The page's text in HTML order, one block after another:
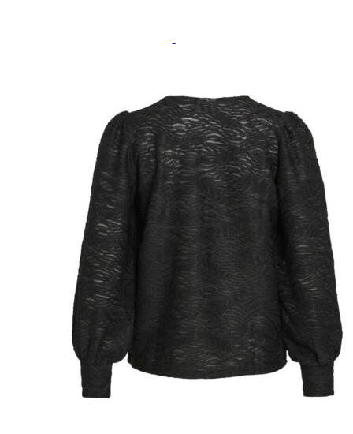
Jakut ja liivit
Naisten neuleet
Naisten neuletakit
Naisten neulepuserot
Naisten mekot ja hameet
Mekot
Hameet
Naisten housut
Leggingsit ja collegehousut
Naisten housut
Naisten farkut
Caprit ja shortsit
Naisten asusteet
Vyöt ja korut
Naisten päähineet, huivit ja käsineet
Naisten yöasut ja alusvaatteet
Naisten alusvaatteet
Sukat ja sukkahousut
Naisten yöasut
Naisten aamutakit ja kylpytakit